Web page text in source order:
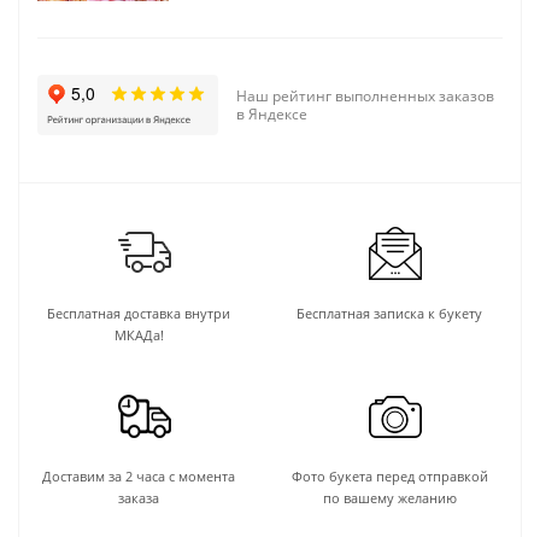
Наш рейтинг выполненных заказов
в Яндексе
Бесплатная доставка внутри
МКАДа!
Бесплатная записка к букету
Доставим за 2 часа с момента
заказа
Фото букета перед отправкой
по вашему желанию